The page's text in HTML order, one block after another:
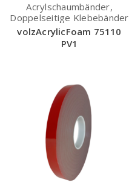
Acrylschaumbänder,
Doppelseitige Klebebänder
volzAcrylicFoam 75110
PV1